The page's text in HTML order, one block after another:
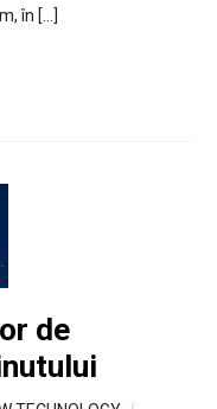
în […]
de